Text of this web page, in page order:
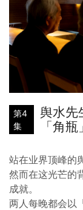
第4
集
舆水先
「角
站在业界顶峰的
然而在这光芒的
成就。
两人每晚都会以